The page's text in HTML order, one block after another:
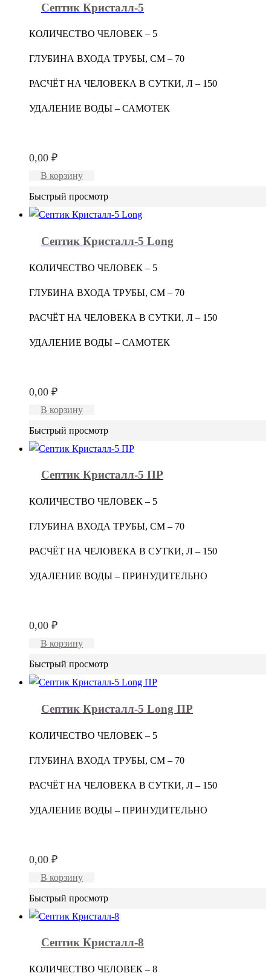
Септик Кристалл-5
КОЛИЧЕСТВО ЧЕЛОВЕК – 5
ГЛУБИНА ВХОДА ТРУБЫ, СМ – 70
РАСЧЁТ НА ЧЕЛОВЕКА В СУТКИ, Л – 150
УДАЛЕНИЕ ВОДЫ – САМОТЕК
0,00₽
В корзину
Быстрый просмотр
Септик Кристалл-5 Long
КОЛИЧЕСТВО ЧЕЛОВЕК – 5
ГЛУБИНА ВХОДА ТРУБЫ, СМ – 70
РАСЧЁТ НА ЧЕЛОВЕКА В СУТКИ, Л – 150
УДАЛЕНИЕ ВОДЫ – САМОТЕК
0,00₽
В корзину
Быстрый просмотр
Септик Кристалл-5 ПР
КОЛИЧЕСТВО ЧЕЛОВЕК – 5
ГЛУБИНА ВХОДА ТРУБЫ, СМ – 70
РАСЧЁТ НА ЧЕЛОВЕКА В СУТКИ, Л – 150
УДАЛЕНИЕ ВОДЫ – ПРИНУДИТЕЛЬНО
0,00₽
В корзину
Быстрый просмотр
Септик Кристалл-5 Long ПР
КОЛИЧЕСТВО ЧЕЛОВЕК – 5
ГЛУБИНА ВХОДА ТРУБЫ, СМ – 70
РАСЧЁТ НА ЧЕЛОВЕКА В СУТКИ, Л – 150
УДАЛЕНИЕ ВОДЫ – ПРИНУДИТЕЛЬНО
0,00₽
В корзину
Быстрый просмотр
Септик Кристалл-8
КОЛИЧЕСТВО ЧЕЛОВЕК – 8